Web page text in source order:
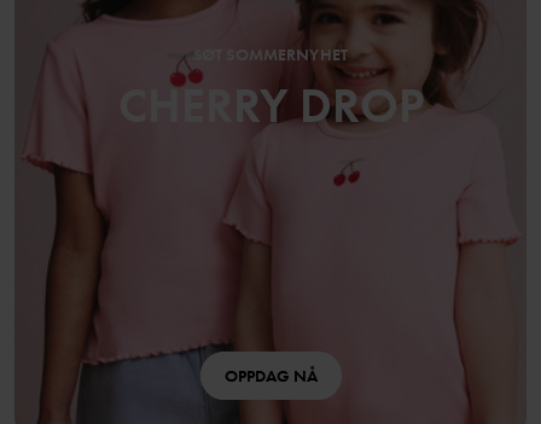
SØT SOMMERNYHET
CHERRY DROP
OPPDAG NÅ